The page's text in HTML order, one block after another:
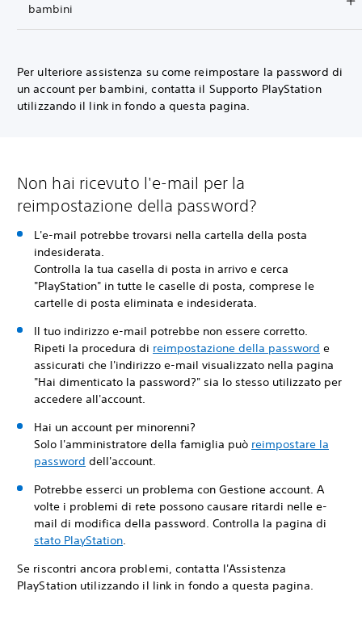
bambini
Per ulteriore assistenza su come reimpostare la password di
un account per bambini, contatta il Supporto PlayStation
utilizzando il link in fondo a questa pagina.
Non hai ricevuto l'e-mail per la
reimpostazione della password?
L'e-mail potrebbe trovarsi nella cartella della posta
indesiderata.
Controlla la tua casella di posta in arrivo e cerca
"PlayStation" in tutte le caselle di posta, comprese le
cartelle di posta eliminata e indesiderata.
Il tuo indirizzo e-mail potrebbe non essere corretto.
Ripeti la procedura di reimpostazione della password e
assicurati che l'indirizzo e-mail visualizzato nella pagina
"Hai dimenticato la password?" sia lo stesso utilizzato per
accedere all'account.
Hai un account per minorenni?
Solo l'amministratore della famiglia può reimpostare la
password dell'account.
Potrebbe esserci un problema con Gestione account. A
volte i problemi di rete possono causare ritardi nelle e-
mail di modifica della password. Controlla la pagina di
stato PlayStation
Se riscontri ancora problemi, contatta l'Assistenza
PlayStation utilizzando il link in fondo a questa pagina.